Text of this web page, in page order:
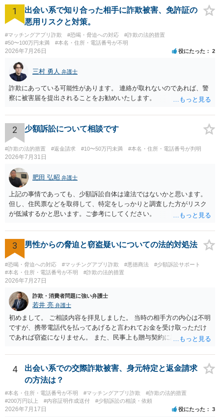
1
出会い系で知り合った相手に詐欺被害、免許証の
悪用リスクと対策。
#マッチングアプリ詐欺 #恐喝・脅迫への対応
#詐欺の法的措置
#50〜100万円未満
#本名・住所・電話番号が不明
2026年7月26日 役にたった 2
三村 勇人 弁護士
詐欺にあっている可能性があります。 連絡が取れないのであれば、警
察に被害届を提出されることをお勧めいたします。
2 少額訴訟について相談です
#詐欺の法的措置 #返金請求 #10〜50万円未満 #本名・住所・電話番号が判明
2026年7月31日
肥田 弘昭 弁護士
上記の事情であっても、少額訴訟自体は違法ではないかと思います。
但し、住民票などを取得して、特定をしっかりと調査した方がリスク
が低減するかと思います。ご参考にしてください。
3 男性からの脅迫と窃盗疑いについての法的対処法
#恐喝・脅迫への対応 #マッチングアプリ詐欺 #悪徳商法
#少額訴訟サポート
#本名・住所・電話番号が不明
#詐欺の法的措置
2026年7月27日
詐欺・消費者問題に強い弁護士
若井 亮 弁護士
初めまして。 ご相談内容を拝見しました。 当時の相手方の内心は不明
ですが、携帯電話代を払ってあげると言われてお金を受け取っただけ
であれば窃盗になりません。 また、民事上も贈与契約に該当すると思
ず、可能であればブロックをするようにしてください。 ご不安であれ
ば、最寄りの警察署に相談をしても良いかもしれません。 以上、ご参
考になれば幸いです。
4
出会い系での交際詐欺被害、身元特定と返金請求
の方法は？
#本名・住所・電話番号が不明 #マッチングアプリ詐欺
#詐欺の法的措置
#200万円以上
#内容証明作成送付 #少額訴訟の相談・依頼
2026年7月17日 役にたった 3